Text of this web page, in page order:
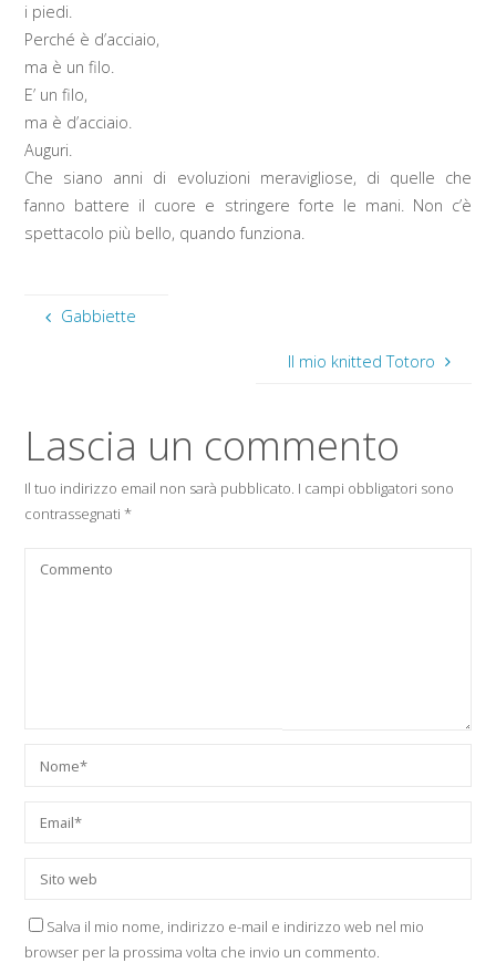
i piedi.
Perché è d’acciaio,
ma è un filo.
E’ un filo,
ma è d’acciaio.
Auguri.
Che siano anni di evoluzioni meravigliose, di quelle che
fanno battere il cuore e stringere forte le mani. Non c’è
spettacolo più bello, quando funziona.
Gabbiette
Il mio knitted Totoro
Lascia un commento
Il tuo indirizzo email non sarà pubblicato. I campi obbligatori sono
contrassegnati*
Salva il mio nome, indirizzo e-mail e indirizzo web nel mio
browser per la prossima volta che invio un commento.